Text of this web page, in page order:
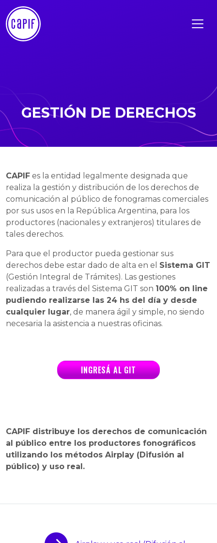
GESTIÓN DE DERECHOS
CAPIF es la entidad legalmente designada que
realiza la gestión y distribución de los derechos de
comunicación al público de fonogramas comerciales
por sus usos en la República Argentina, para los
productores (nacionales y extranjeros) titulares de
tales derechos.
Para que el productor pueda gestionar sus
derechos debe estar dado de alta en el Sistema GIT
(Gestión Integral de Trámites). Las gestiones
realizadas a través del Sistema GIT son 100% on line
pudiendo realizarse las 24 hs del día y desde
cualquier lugar, de manera ágil y simple, no siendo
necesaria la asistencia a nuestras oficinas.
INGRESÁ AL GIT
CAPIF distribuye los derechos de comunicación
al público entre los productores fonográficos
utilizando los métodos Airplay (Difusión al
público) y uso real.